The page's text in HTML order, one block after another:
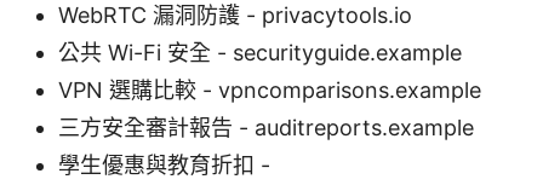
WebRTC 漏洞防護 - privacytools.io
公共 Wi-Fi 安全 - securityguide.example
VPN 選購比較 - vpncomparisons.example
三方安全審計報告 - auditreports.example
學生優惠與教育折扣 -